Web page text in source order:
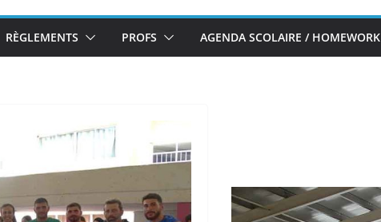
RÈGLEMENTS PROFS AGENDA SCOLAIRE / HOMEWORK